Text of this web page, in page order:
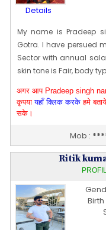
Details
My name is Pradeep
Gotra. I have persued
Sector with annual
skin tone is Fair, body
Edit Profile
Profile Last Updated ON : 24/
अगर आप Pradeep singh
कृपयायहाँ क्लिक करकेहमे
सके।
Mob :
Ritik